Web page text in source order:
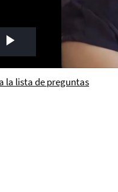
Play
Video
la lista de preguntas